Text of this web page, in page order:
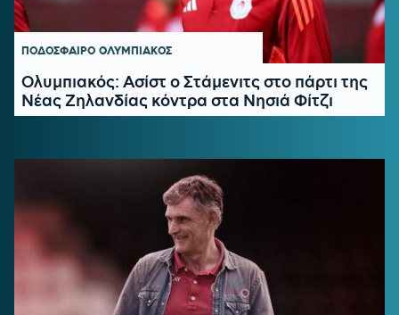
ΠΟΔΟΣΦΑΙΡΟ ΟΛΥΜΠΙΑΚΟΣ
Ολυμπιακός: Ασίστ ο Στάμενιτς στο πάρτι της
Νέας Ζηλανδίας κόντρα στα Νησιά Φίτζι